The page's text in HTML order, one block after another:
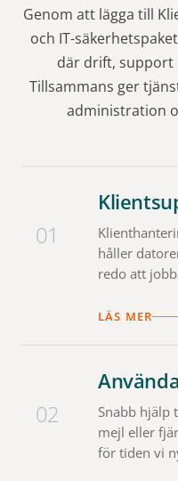
Genom att lägga till
och IT-
där drift, support
Tillsammans ger
administration
01
håller
redo att
LÄS MER
02
Snabb hjälp
mejl eller
för tiden vi